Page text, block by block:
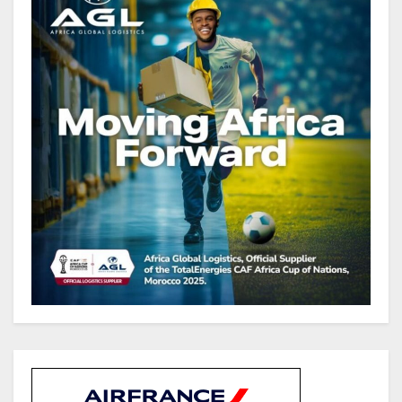
Gabon : Le gouvernement et la BAD
renforcent les capacités des
acteurs du secteur public pour
améliorer la performance des
projets
Gabon : Ismaël Bonkoungou, le
Directeur général d’EBOMAF BTP
Gabon en visite d’inspection des
grands chantiers routiers de la
Ngounié
Gabon : Les paiements d’intérêts
de la dette absorbent 20 à 30 % des
recettes, tandis que le service
des recettes budgétaires
(Rapport)